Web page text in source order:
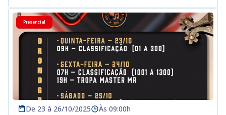
espiritualidade, partilha e esperança, fortalecendo nossa
caminhada em defesa da vida e da terra. Venha com sua
família e comunidade viver essa experiência de fé e união!
“Romaria da Terra: Caminhando juntos pela fé e pela vida!”
Presencial
De 23 à 26/10/2025 Às 09:00h